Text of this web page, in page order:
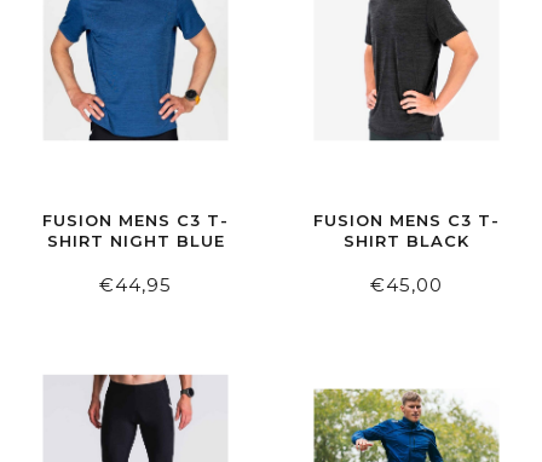
FUSION MENS C3 T-
SHIRT NIGHT BLUE
€44,95
FUSION MENS C3 T-
SHIRT BLACK
€45,00